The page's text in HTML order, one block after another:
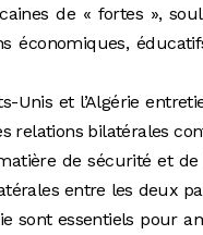
de « fortes »,
économiques,
Unis et l’Algérie
relations bilatérales
de sécurité et
entre les deux
sont essentiels pour